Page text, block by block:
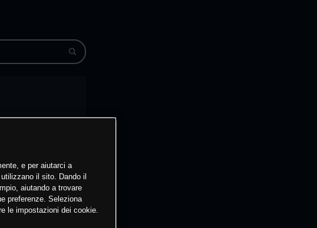
e per aiutarci a
il sito. Dando il
aiutando a trovare
preferenze. Seleziona
le impostazioni dei cookie.